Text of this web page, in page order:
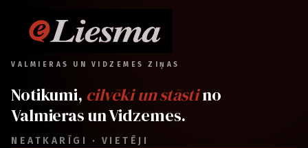
VALMIERAS UN VIDZEMES ZIŅAS
Notikumi, cilvēki un stāstino
Valmieras un Vidzemes.
NEATKARĪGI · VIETĒJI